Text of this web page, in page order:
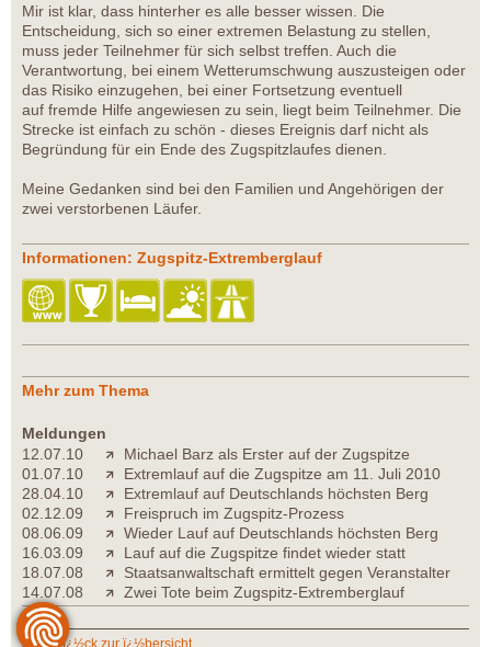
Mir ist klar, dass hinterher es alle besser wissen. Die
Entscheidung, sich so einer extremen Belastung zu stellen,
muss jeder Teilnehmer für sich selbst treffen. Auch die
Verantwortung, bei einem Wetterumschwung auszusteigen oder
das Risiko einzugehen, bei einer Fortsetzung eventuell
auf fremde Hilfe angewiesen zu sein, liegt beim Teilnehmer. Die
Strecke ist einfach zu schön - dieses Ereignis darf nicht als
Begründung für ein Ende des Zugspitzlaufes dienen.
Meine Gedanken sind bei den Familien und Angehörigen der
zwei verstorbenen Läufer.
Informationen: Zugspitz-Extremberglauf
Mehr zum Thema
Meldungen
12.07.10
Michael Barz als Erster auf der Zugspitze
01.07.10
Extremlauf auf die Zugspitze am 11. Juli 2010
28.04.10
Extremlauf auf Deutschlands höchsten Berg
02.12.09
Freispruch im Zugspitz-Prozess
08.06.09
Wieder Lauf auf Deutschlands höchsten Berg
16.03.09
Lauf auf die Zugspitze findet wieder statt
18.07.08
Staatsanwaltschaft ermittelt gegen Veranstalter
14.07.08
Zwei Tote beim Zugspitz-Extremberglauf
zurï¿½ck zur ï¿½bersicht